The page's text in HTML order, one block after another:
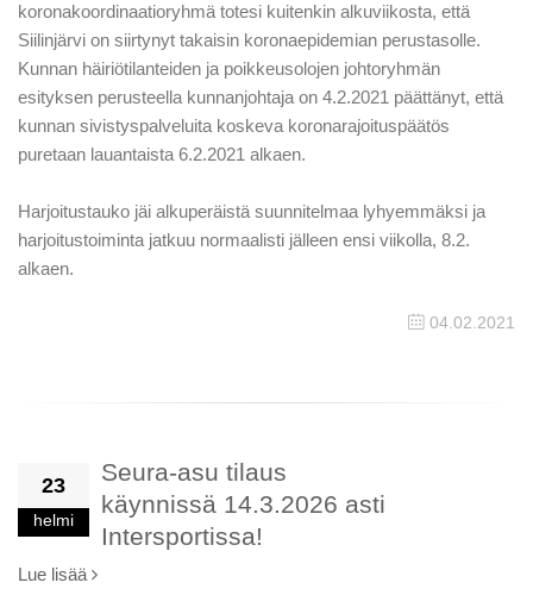
koronakoordinaatioryhmä totesi kuitenkin alkuviikosta, että
Siilinjärvi on siirtynyt takaisin koronaepidemian perustasolle.
Kunnan häiriötilanteiden ja poikkeusolojen johtoryhmän
esityksen perusteella kunnanjohtaja on 4.2.2021 päättänyt, että
kunnan sivistyspalveluita koskeva koronarajoituspäätös
puretaan lauantaista 6.2.2021 alkaen.
Harjoitustauko jäi alkuperäistä suunnitelmaa lyhyemmäksi ja
harjoitustoiminta jatkuu normaalisti jälleen ensi viikolla, 8.2.
alkaen.
04.02.2021
23
helmi
Seura-asu tilaus
käynnissä 14.3.2026 asti
Intersportissa!
Lue lisää